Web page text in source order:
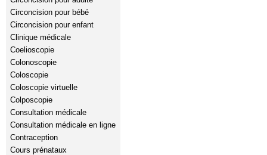
Circoncision pour bébé
Circoncision pour enfant
Clinique médicale
Coelioscopie
Colonoscopie
Coloscopie
Coloscopie virtuelle
Colposcopie
Consultation médicale
Consultation médicale en ligne
Contraception
Cours prénataux